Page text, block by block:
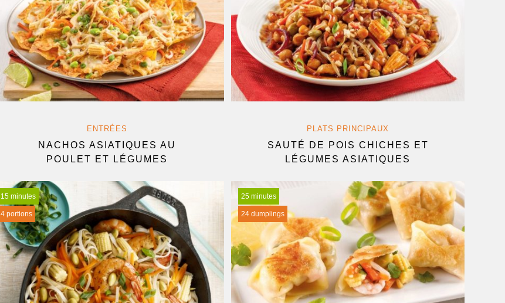
ENTRÉES
NACHOS ASIATIQUES AU
POULET ET LÉGUMES
PLATS PRINCIPAUX
SAUTÉ DE POIS CHICHES ET
LÉGUMES ASIATIQUES
15 minutes
4 portions
25 minutes
24 dumplings